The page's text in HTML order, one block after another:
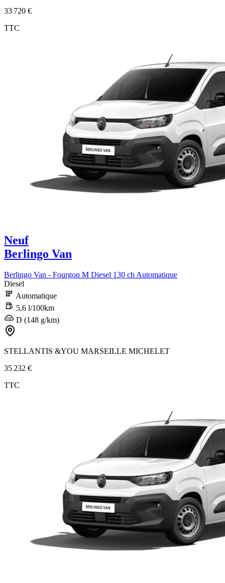
33 720 €
TTC
Neuf
Berlingo Van
Berlingo Van - Fourgon M Diesel 130 ch Automatique
Diesel
Automatique
5,6 l/100km
D (148 g/km)
STELLANTIS &YOU MARSEILLE MICHELET
35 232 €
TTC